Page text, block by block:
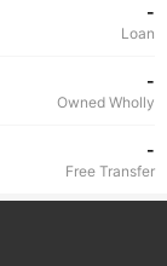
-
Loan
-
Owned Wholly
-
Free Transfer